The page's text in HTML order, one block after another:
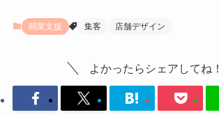
開業支援 集客 店舗デザイン
よかったらシェアしてね！